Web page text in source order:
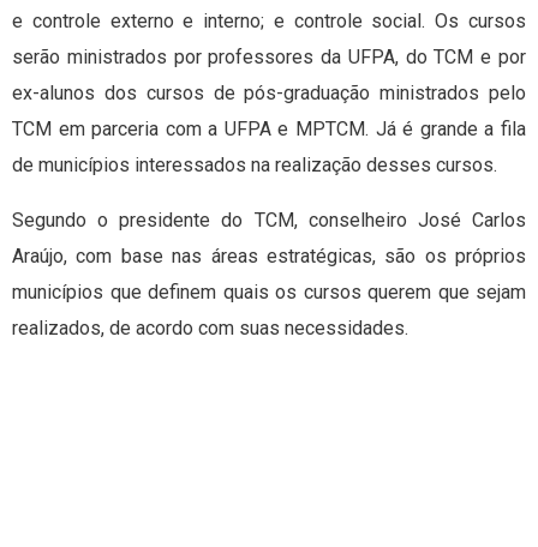
e controle externo e interno; e controle social. Os cursos
serão ministrados por professores da UFPA, do TCM e por
ex-alunos dos cursos de pós-graduação ministrados pelo
TCM em parceria com a UFPA e MPTCM. Já é grande a fila
de municípios interessados na realização desses cursos.
Segundo o presidente do TCM, conselheiro José Carlos
Araújo, com base nas áreas estratégicas, são os próprios
municípios que definem quais os cursos querem que sejam
realizados, de acordo com suas necessidades.